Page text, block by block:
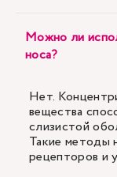
Можно ли
носа?
Нет.
вещества
слизистой
Такие методы
рецепторов и